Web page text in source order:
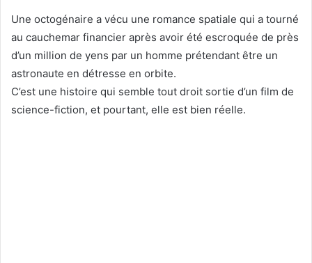
Une octogénaire a vécu une romance spatiale qui a tourné
au cauchemar financier après avoir été escroquée de près
d’un million de yens par un homme prétendant être un
astronaute en détresse en orbite.
C’est une histoire qui semble tout droit sortie d’un film de
science-fiction, et pourtant, elle est bien réelle.